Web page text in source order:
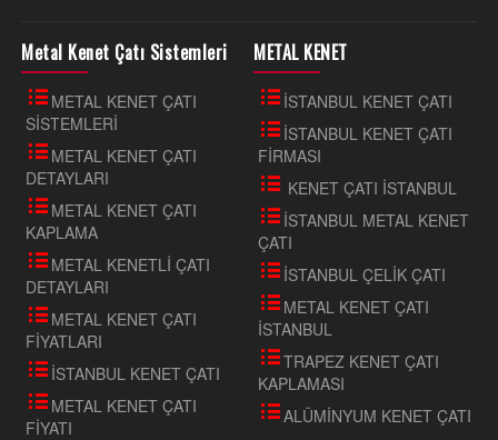
Metal Kenet Çatı Sistemleri
METAL KENET ÇATI
SİSTEMLERİ
METAL KENET ÇATI
DETAYLARI
METAL KENET ÇATI
KAPLAMA
METAL KENETLİ ÇATI
DETAYLARI
METAL KENET ÇATI
FİYATLARI
İSTANBUL KENET ÇATI
METAL KENET ÇATI
FİYATI
METAL KENET
İSTANBUL KENET ÇATI
İSTANBUL KENET ÇATI
FİRMASI
KENET ÇATI İSTANBUL
İSTANBUL METAL KENET
ÇATI
İSTANBUL ÇELİK ÇATI
METAL KENET ÇATI
İSTANBUL
TRAPEZ KENET ÇATI
KAPLAMASI
ALÜMİNYUM KENET ÇATI